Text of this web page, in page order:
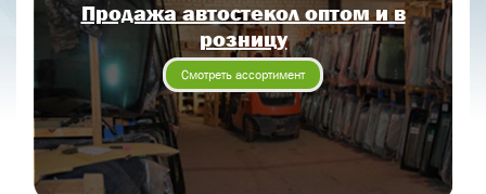
Продажа автостекол оптом и в
розницу
Смотреть ассортимент
Отправить
Отправить заявку